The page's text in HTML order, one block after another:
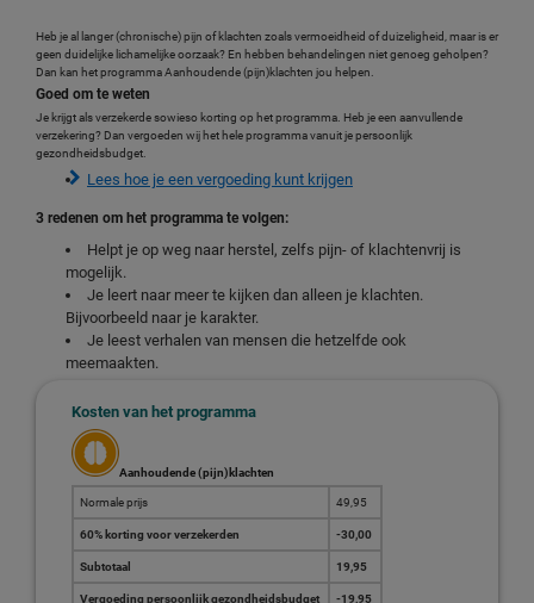
Heb je al langer (chronische) pijn of klachten zoals vermoeidheid of duizeligheid, maar is er
geen duidelijke lichamelijke oorzaak? En hebben behandelingen niet genoeg geholpen?
Dan kan het programma Aanhoudende (pijn)klachten jou helpen.
Goed om te weten
Je krijgt als verzekerde sowieso korting op het programma. Heb je een aanvullende
verzekering? Dan vergoeden wij het hele programma vanuit je persoonlijk
gezondheidsbudget.
Lees hoe je een vergoeding kunt krijgen
3 redenen om het programma te volgen:
Helpt je op weg naar herstel, zelfs pijn- of klachtenvrij is
mogelijk.
Je leert naar meer te kijken dan alleen je klachten.
Bijvoorbeeld naar je karakter.
Je leest verhalen van mensen die hetzelfde ook
meemaakten.
Kosten van het programma
Aanhoudende (pijn)klachten
Normale prijs 49,95
60% korting voor verzekerden -30,00
Subtotaal 19,95
Vergoeding persoonlijk gezondheidsbudget -19,95